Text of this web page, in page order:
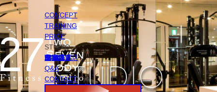
CONCEPT
TRAINING
PRICE
STUDIO
円山店
白石店
桑園店
北18条店
宮の沢店
環状通東店
STAFF
Q&A
CONTACT